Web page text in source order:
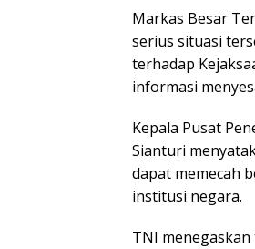
Markas Besar
serius situasi
terhadap
informasi
Kepala Pusat
Sianturi
dapat memecah
institusi negara.
TNI